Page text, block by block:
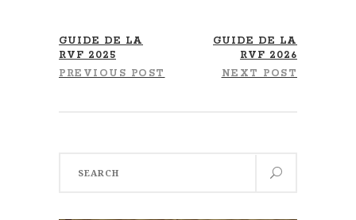
GUIDE DE LA
RVF 2025
PREVIOUS POST
GUIDE DE LA
RVF 2026
NEXT POST